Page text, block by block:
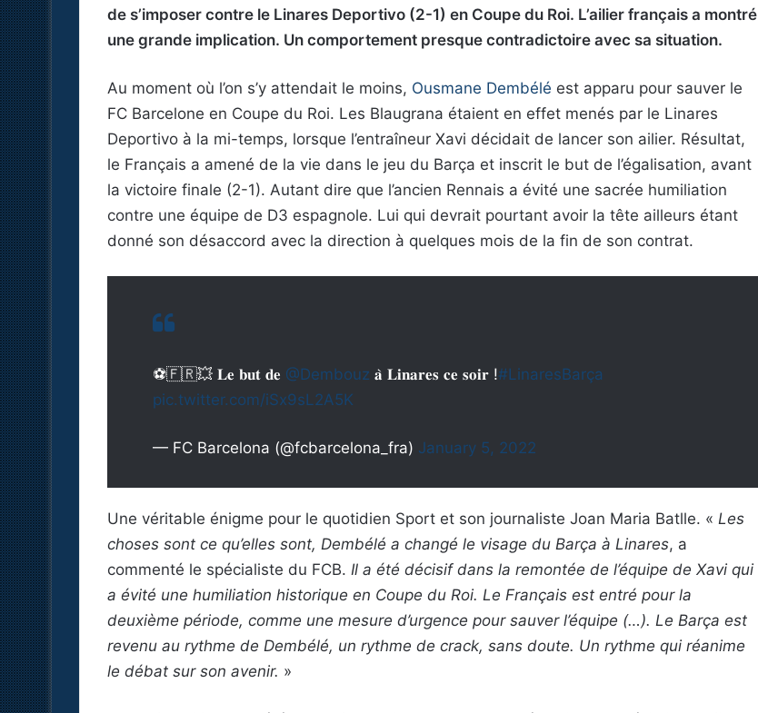
de s’imposer contre le Linares Deportivo (2-1) en Coupe du Roi. L’ailier français a montré
une grande implication. Un comportement presque contradictoire avec sa situation.
Au moment où l’on s’y attendait le moins, Ousmane Dembélé est apparu pour sauver le
FC Barcelone en Coupe du Roi. Les Blaugrana étaient en effet menés par le Linares
Deportivo à la mi-temps, lorsque l’entraîneur Xavi décidait de lancer son ailier. Résultat,
le Français a amené de la vie dans le jeu du Barça et inscrit le but de l’égalisation, avant
la victoire finale (2-1). Autant dire que l’ancien Rennais a évité une sacrée humiliation
contre une équipe de D3 espagnole. Lui qui devrait pourtant avoir la tête ailleurs étant
donné son désaccord avec la direction à quelques mois de la fin de son contrat.
⚽🇫🇷💥 𝐋𝐞 𝐛𝐮𝐭 𝐝𝐞 @Dembouz 𝐚̀ 𝐋𝐢𝐧𝐚𝐫𝐞𝐬 𝐜𝐞 𝐬𝐨𝐢𝐫 !#LinaresBarça
pic.twitter.com/iSx9sL2A5K
— FC Barcelona (@fcbarcelona_fra) January 5, 2022
Une véritable énigme pour le quotidien Sport et son journaliste Joan Maria Batlle. « Les
choses sont ce qu’elles sont, Dembélé a changé le visage du Barça à Linares, a
commenté le spécialiste du FCB. Il a été décisif dans la remontée de l’équipe de Xavi qui
a évité une humiliation historique en Coupe du Roi. Le Français est entré pour la
deuxième période, comme une mesure d’urgence pour sauver l’équipe (…). Le Barça est
revenu au rythme de Dembélé, un rythme de crack, sans doute. Un rythme qui réanime
le débat sur son avenir. »